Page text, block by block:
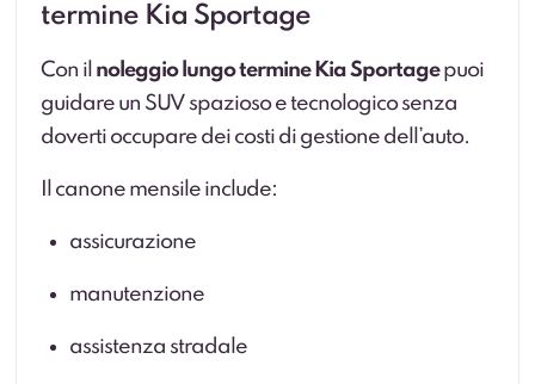
termine Kia Sportage
Con il noleggio lungo termine Kia Sportagepuoi
guidare un SUV spazioso e tecnologico senza
doverti occupare dei costi di gestione dell’auto.
Il canone mensile include:
assicurazione
manutenzione
assistenza stradale